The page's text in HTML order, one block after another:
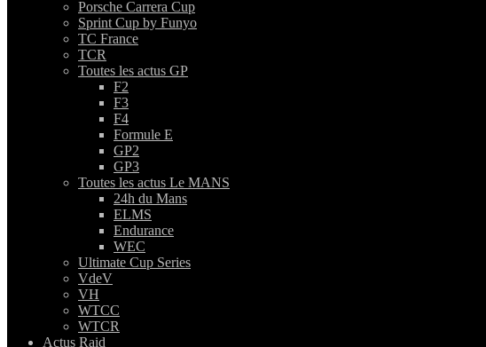
Porsche Carrera Cup
Sprint Cup by Funyo
TC France
TCR
Toutes les actus GP
F2
F3
F4
Formule E
GP2
GP3
Toutes les actus Le MANS
24h du Mans
ELMS
Endurance
WEC
Ultimate Cup Series
VdeV
VH
WTCC
WTCR
Actus Raid